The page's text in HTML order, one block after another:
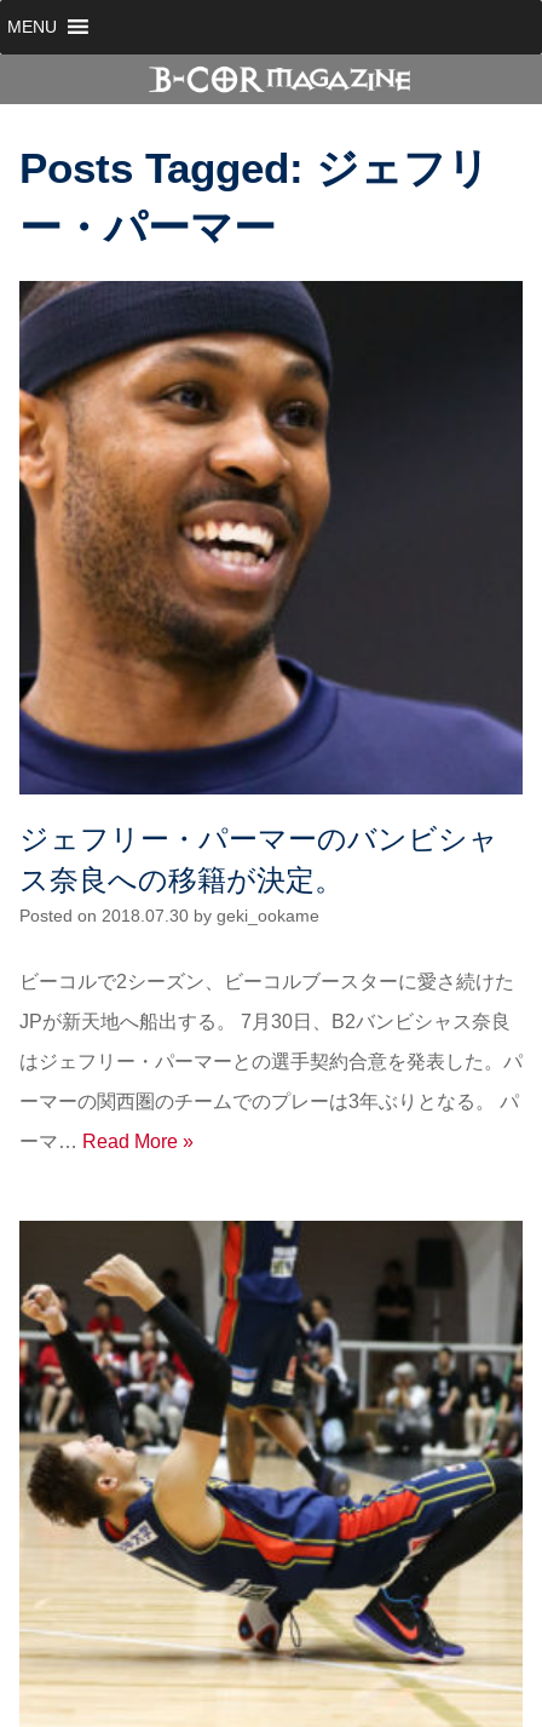
MENU
Posts Tagged: ジェフリ
ー・パーマー
ジェフリー・パーマーのバンビシャ
ス奈良への移籍が決定。
Posted on 2018.07.30by geki_ookame
ビーコルで2シーズン、ビーコルブースターに愛さ続けた
JPが新天地へ船出する。 7月30日、B2バンビシャス奈良
はジェフリー・パーマーとの選手契約合意を発表した。パ
ーマーの関西圏のチームでのプレーは3年ぶりとなる。 パ
ーマ… Read More »